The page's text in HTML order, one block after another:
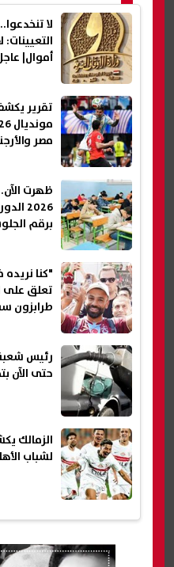
لا
أموال|
تقرير
مصر
ظهرت
2026
برقم
"كنا
تعلق على
طرابزون
رئيس شعبة
حتى الآن
الزمالك
لشباب